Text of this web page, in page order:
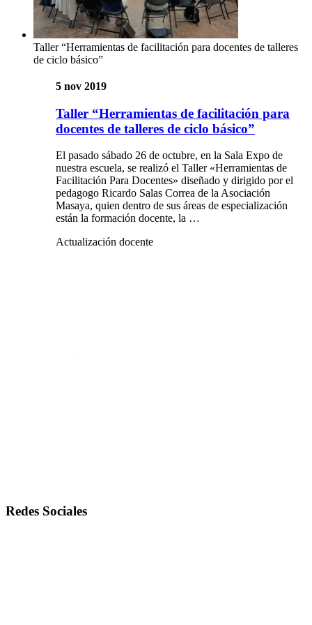
Taller “Herramientas de facilitación para docentes de talleres
de ciclo básico”
5 nov 2019
Taller “Herramientas de facilitación para
docentes de talleres de ciclo básico”
El pasado sábado 26 de octubre, en la Sala Expo de
nuestra escuela, se realizó el Taller «Herramientas de
Facilitación Para Docentes» diseñado y dirigido por el
pedagogo Ricardo Salas Correa de la Asociación
Masaya, quien dentro de sus áreas de especialización
están la formación docente, la …
Actualización docente
Redes Sociales